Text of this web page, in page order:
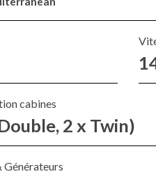
cabines
2 x Twin)